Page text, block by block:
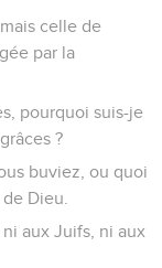
celle de
par la
pourquoi suis-je
?
buviez, ou quoi
Dieu.
aux Juifs, ni aux